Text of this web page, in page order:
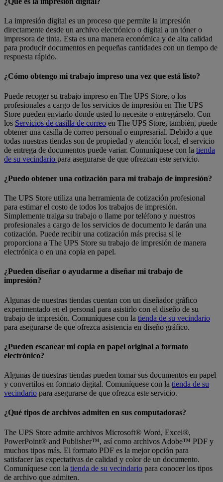
La impresión digital es un proceso que permite la impresión
directamente desde un archivo electrónico o digital a un tóner o
impresora de tinta. Esta es una manera económica y de alta calidad
para producir documentos en pequeñas cantidades con un tiempo de
respuesta rápido.
¿Cómo obtengo mi trabajo impreso una vez que está listo?
Puede recoger su trabajo impreso en The UPS Store, o los
profesionales a cargo de los servicios de impresión en The UPS
Store pueden enviarlo donde usted lo necesite o entregárselo. Con
los Servicios de casilla de correo en The UPS Store, también, puede
obtener una casilla de correo personal o empresarial. Debido a que
todas nuestras tiendas son de propiedad y atención local, el servicio
de entrega de documentos puede variar. Comuníquese con la tienda
de su vecindario para asegurarse de que ofrezcan este servicio.
¿Puedo obtener una cotización para mi trabajo de impresión?
The UPS Store utiliza una herramienta de cotización profesional
para estimar el costo de todos los trabajos de impresión.
Simplemente traiga su trabajo o llame por teléfono y nuestros
profesionales a cargo de los servicios de documento le darán una
cotización. Puede recibir una cotización más precisa si le
proporciona a The UPS Store su trabajo de impresión de manera
electrónica o en una copia en papel.
¿Pueden diseñar o ayudarme a diseñar mi trabajo de
impresión?
Algunas de nuestras tiendas cuentan con un diseñador gráfico
experimentado en el personal para asistirlo con el diseño de su
trabajo de impresión. Comuníquese con la tienda de su vecindario
para asegurarse de que ofrezca asistencia en diseño gráfico.
¿Pueden escanear mi copia en papel original a formato
electrónico?
Algunas de nuestras tiendas pueden tomar sus documentos en papel
y convertilos en formato digital. Comuníquese con la tienda de su
vecindario para asegurarse de que ofrezca este servicio.
¿Qué tipos de archivos admiten en sus computadoras?
The UPS Store admite archivos Microsoft® Word, Excel®,
PowerPoint® and Publisher™, así como archivos Adobe™ PDF y
muchos tipos más. El formato PDF es la mejor opción para
satisfacer las expectativas de calidad y color de un documento.
Comuníquese con la tienda de su vecindario para conocer los tipos
de archivo que admiten.